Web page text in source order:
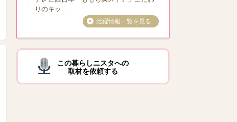
りのキッ...
活躍情報一覧を見る
この暮らしニスタへの
取材を依頼する